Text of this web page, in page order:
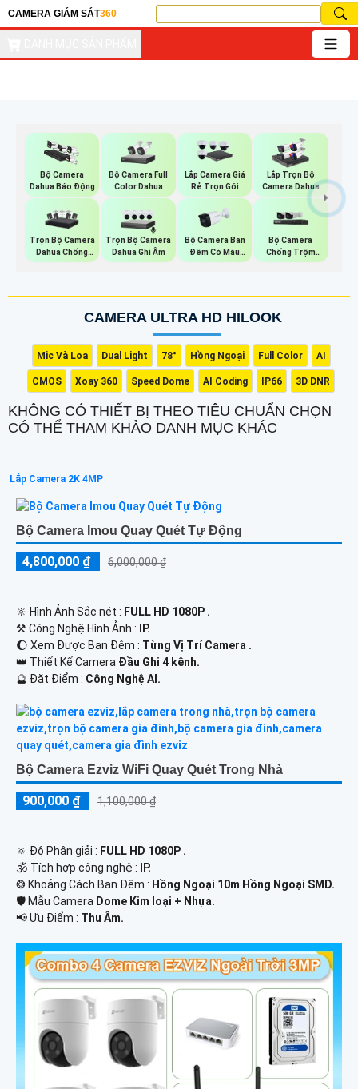
CAMERA GIÁM SÁT360
Bộ Camera
Dahua Báo Động
Bộ Camera Full
Color Dahua
Lắp Camera Giá
Rẻ Trọn Gói
Lắp Trọn Bộ
Camera Dahua
Trọn Bộ Camera
Dahua Chống
Trộm
Trọn Bộ Camera
Dahua Ghi Âm
Bộ Camera Ban
Đêm Có Màu
Kbvision
Bộ Camera
Chống Trộm
Visioncop
CAMERA ULTRA HD HILOOK
Mic Và Loa Dual Light 78° Hồng Ngoại Full Color AI
CMOS Xoay 360 Speed Dome AI Coding IP66 3D DNR
KHÔNG CÓ THIẾT BỊ THEO TIÊU CHUẨN CHỌN
CÓ THỂ THAM KHẢO DANH MỤC KHÁC
Lắp Camera 2K 4MP
Bộ Camera Imou Quay Quét Tự Động
4,800,000 ₫ 6,000,000 ₫
🔆 Hình Ảnh Sắc nét : FULL HD 1080P .
⚒ Công Nghệ Hình Ảnh :
IP.
🌔 Xem Được Ban Đêm : Từng Vị Trí Camera .
👑 Thiết Kế Camera Đầu Ghi 4 kênh.
️🔮 Đặt Điểm : Công Nghệ AI.
Bộ Camera Ezviz WiFi Quay Quét Trong Nhà
900,000 ₫ 1,100,000 ₫
🔅 Độ Phân giải : FULL HD 1080P .
🕉️ Tích hợp công nghệ :
IP.
❂ Khoảng Cách Ban Đêm : Hồng Ngoại 10m Hồng Ngoại SMD.
🛡 Mẫu Camera Dome Kim loại + Nhựa.
️📢 Ưu Điểm : Thu Âm.